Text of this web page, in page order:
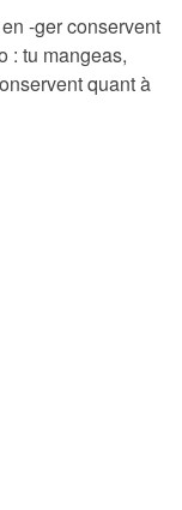
-ger conservent
: tu mangeas,
quant à